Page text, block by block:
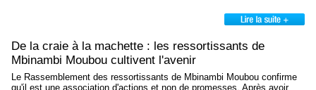
De la craie à la machette : les ressortissants de
Mbinambi Moubou cultivent l'avenir
Le Rassemblement des ressortissants de Mbinambi Moubou confirme
qu'il est une association d'actions et non de promesses. Après avoir